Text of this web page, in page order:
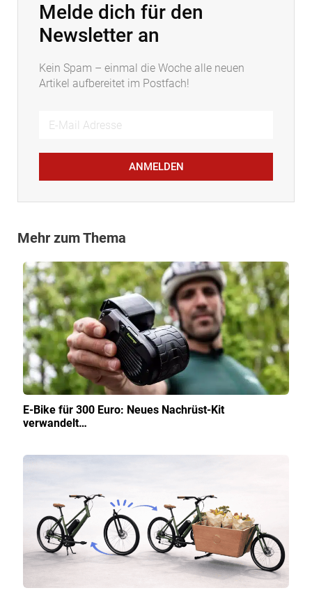
Melde dich für den
Newsletter an
Kein Spam – einmal die Woche alle neuen
Artikel aufbereitet im Postfach!
ANMELDEN
Mehr zum Thema
E-Bike für 300 Euro: Neues Nachrüst-Kit
verwandelt…